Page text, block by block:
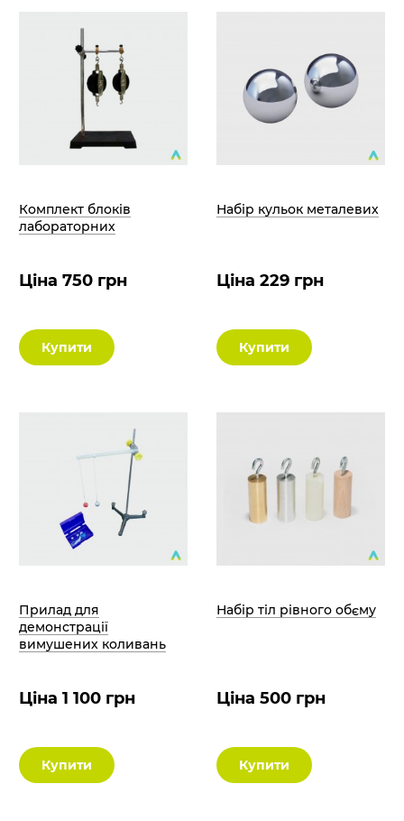
Комплект блоків
лабораторних
Ціна 750 грн
Купити
Набір кульок металевих
Ціна 229 грн
Купити
Прилад для
демонстрації
вимушених коливань
Ціна 1 100 грн
Купити
Набір тіл рівного обєму
Ціна 500 грн
Купити